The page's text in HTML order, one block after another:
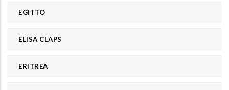
EGITTO
ELISA CLAPS
ERITREA